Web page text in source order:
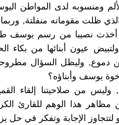
ومنسوبه لدى المواطن
ظلت مقوماته منفلتة,
أخذت نصيبا من رسم يوسف
عيون أبنائها من بكاء
دموع, وليظل السؤال
يوسف وأبناؤه؟
من صلاحيتنا إلقاء
هذا الوهم للقارئ
الإجابة وتفكر في حل